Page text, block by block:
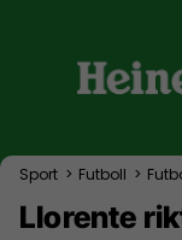
Sport > Futboll >
Llorente